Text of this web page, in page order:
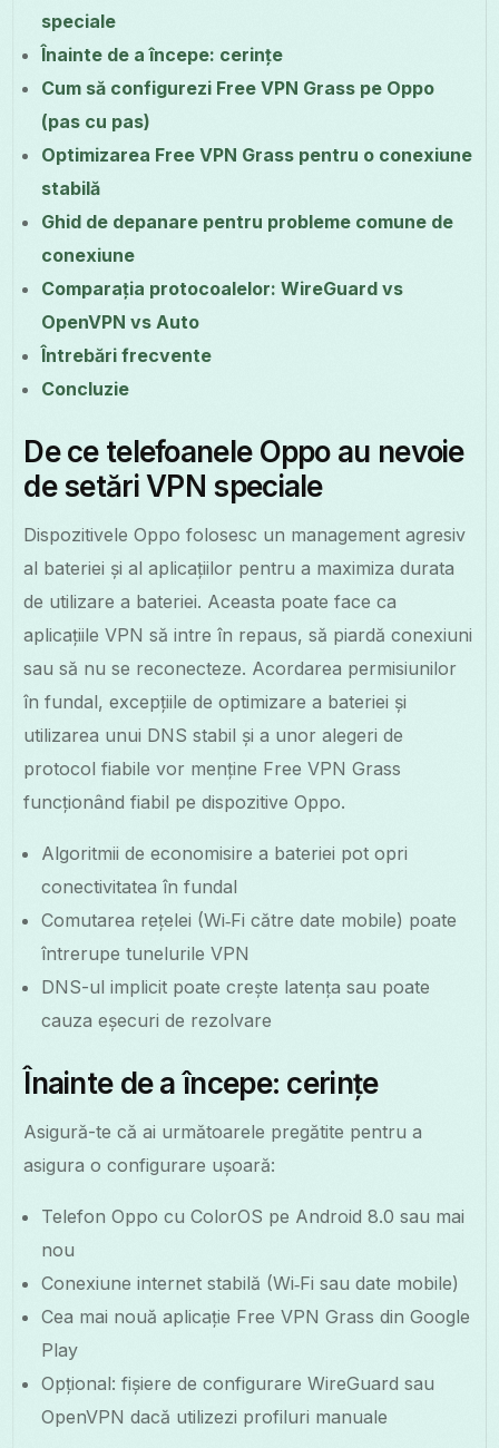
speciale
Înainte de a începe: cerințe
Cum să configurezi Free VPN Grass pe Oppo
(pas cu pas)
Optimizarea Free VPN Grass pentru o conexiune
stabilă
Ghid de depanare pentru probleme comune de
conexiune
Comparația protocoalelor: WireGuard vs
OpenVPN vs Auto
Întrebări frecvente
Concluzie
De ce telefoanele Oppo au nevoie
de setări VPN speciale
Dispozitivele Oppo folosesc un management agresiv
al bateriei și al aplicațiilor pentru a maximiza durata
de utilizare a bateriei. Aceasta poate face ca
aplicațiile VPN să intre în repaus, să piardă conexiuni
sau să nu se reconecteze. Acordarea permisiunilor
în fundal, excepțiile de optimizare a bateriei și
utilizarea unui DNS stabil și a unor alegeri de
protocol fiabile vor menține Free VPN Grass
funcționând fiabil pe dispozitive Oppo.
Algoritmii de economisire a bateriei pot opri
conectivitatea în fundal
Comutarea rețelei (Wi‑Fi către date mobile) poate
întrerupe tunelurile VPN
DNS-ul implicit poate crește latența sau poate
cauza eșecuri de rezolvare
Înainte de a începe: cerințe
Asigură-te că ai următoarele pregătite pentru a
asigura o configurare ușoară:
Telefon Oppo cu ColorOS pe Android 8.0 sau mai
nou
Conexiune internet stabilă (Wi‑Fi sau date mobile)
Cea mai nouă aplicație Free VPN Grass din Google
Play
Opțional: fișiere de configurare WireGuard sau
OpenVPN dacă utilizezi profiluri manuale